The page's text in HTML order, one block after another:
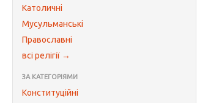
Католичні
Мусульманські
Православні
всі релігії →
ЗА КАТЕГОРІЯМИ
Конституційні